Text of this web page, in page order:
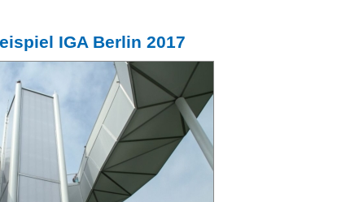
IGA Berlin 2017